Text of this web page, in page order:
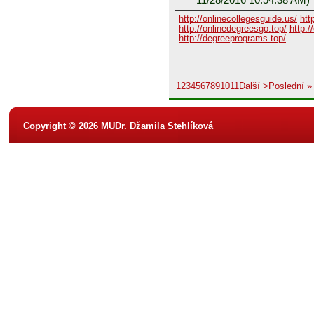
http://onlinecollegesguide.us/
http://onlinedegreesgo.top/
http://degreeprograms.top/
1234567891011Další > Poslední »
Copyright © 2026 MUDr. Džamila Stehlíková